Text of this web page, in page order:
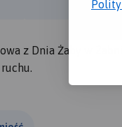
trasy: Suma
363 m
z Dnia Żaby w